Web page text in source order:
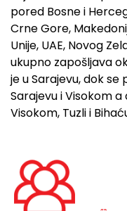
pored Bosne i
Crne Gore,
Unije, UAE, Novog
ukupno zapošljava
je u Sarajevu, dok
Sarajevu i Visokom
Visokom, Tuzli i